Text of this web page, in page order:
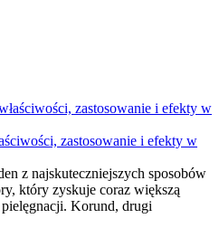
zastosowanie i efekty w
z najskuteczniejszych sposobów
który zyskuje coraz większą
Korund, drugi